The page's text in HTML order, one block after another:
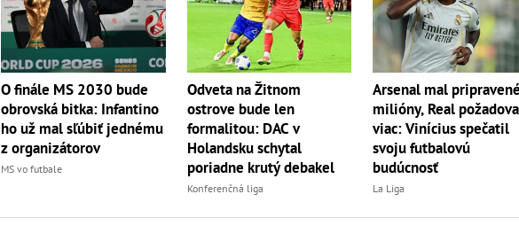
O finále MS 2030 bude
obrovská bitka: Infantino
ho už mal sľúbiť jednému
z organizátorov
MS vo futbale
Odveta na Žitnom
ostrove bude len
formalitou: DAC v
Holandsku schytal
poriadne krutý debakel
Konferenčná liga
Arsenal mal
milióny, Real
viac: Vinícius spečatil
svoju futbalovú
budúcnosť
La Liga